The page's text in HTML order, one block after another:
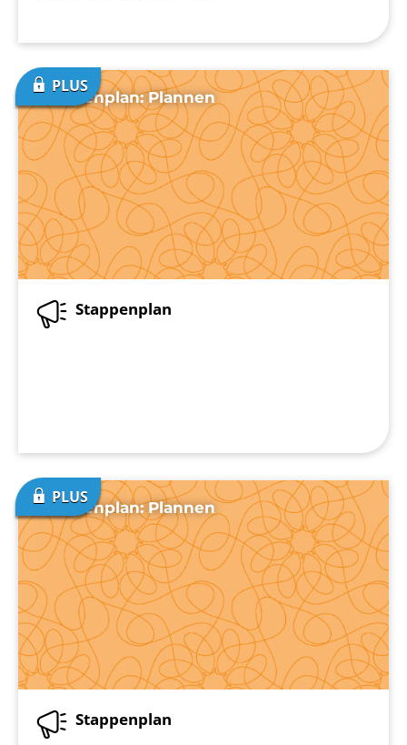
Stappenplan: Plannen
Stappenplan
Stappenplan: Plannen
Stappenplan